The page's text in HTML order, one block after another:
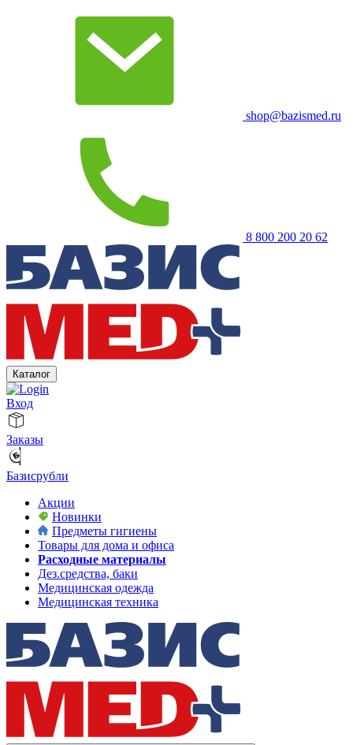
shop@bazismed.ru
8 800 200 20 62
Каталог
Вход
Заказы
Базисрубли
Акции
Новинки
Предметы гигиены
Товары для дома и офиса
Расходные материалы
Дез.средства, баки
Медицинская одежда
Медицинская техника